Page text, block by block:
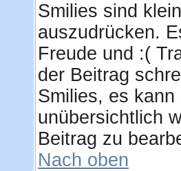
Smilies sind
auszudrücken.
Freude und :(
der Beitrag
Smilies, es
unübersichtlich
Beitrag zu
Nach oben